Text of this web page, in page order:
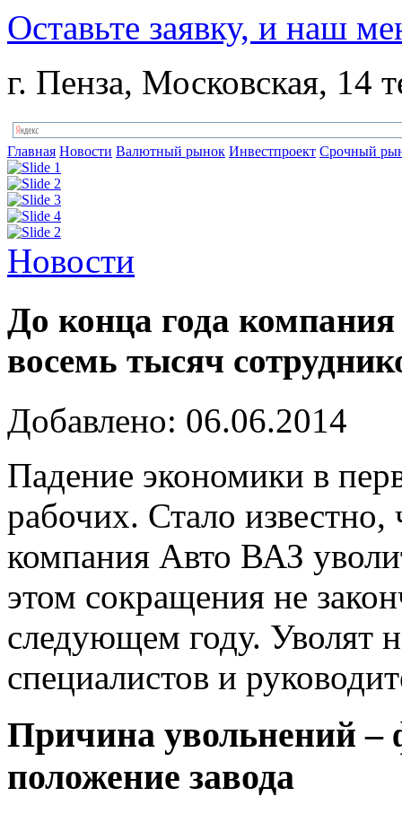
Оставьте заявку, и наш
г. Пенза, Московская, 14
Главная Новости Валютный рынок Инвестпроект Срочный
Новости
До конца года
восемь тысяч
Добавлено: 06.06.2014
Падение экономики в
рабочих. Стало известно,
компания Авто ВАЗ
этом сокращения не
следующем году. Уволят
специалистов и
Причина увольнений –
положение завода